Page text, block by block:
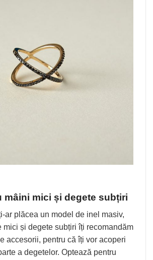
mâini mici și degete subțiri
ar plăcea un model de inel masiv,
mici și degete subțiri îți recomandăm
accesorii, pentru că îți vor acoperi
a degetelor. Optează pentru